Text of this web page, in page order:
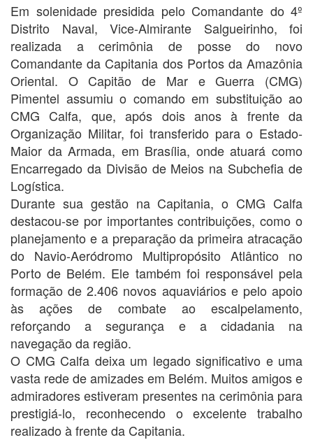
Em solenidade presidida pelo Comandante do 4º
Distrito Naval, Vice-Almirante Salgueirinho, foi
realizada a cerimônia de posse do novo
Comandante da Capitania dos Portos da Amazônia
Oriental. O Capitão de Mar e Guerra (CMG)
Pimentel assumiu o comando em substituição ao
CMG Calfa, que, após dois anos à frente da
Organização Militar, foi transferido para o Estado-
Maior da Armada, em Brasília, onde atuará como
Encarregado da Divisão de Meios na Subchefia de
Logística.
Durante sua gestão na Capitania, o CMG Calfa
destacou-se por importantes contribuições, como o
planejamento e a preparação da primeira atracação
do Navio-Aeródromo Multipropósito Atlântico no
Porto de Belém. Ele também foi responsável pela
formação de 2.406 novos aquaviários e pelo apoio
às ações de combate ao escalpelamento,
reforçando a segurança e a cidadania na
navegação da região.
O CMG Calfa deixa um legado significativo e uma
vasta rede de amizades em Belém. Muitos amigos e
admiradores estiveram presentes na cerimônia para
prestigiá-lo, reconhecendo o excelente trabalho
realizado à frente da Capitania.